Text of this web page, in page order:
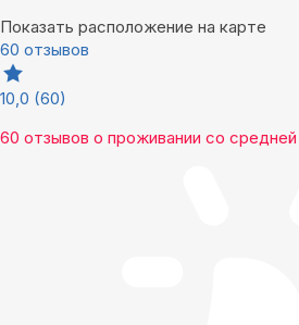
Показать расположение на карте
60 отзывов
10,0 (60)
60 отзывов о проживании со